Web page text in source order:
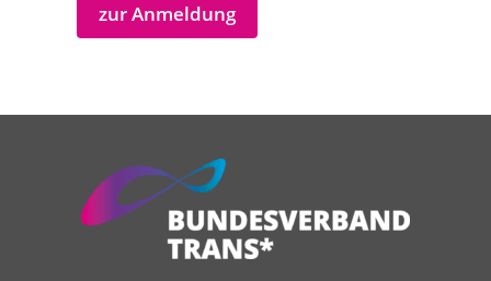
zur Anmeldung